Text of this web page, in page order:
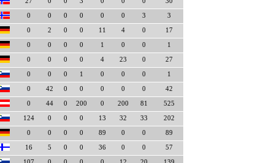
0 0 0 0 0 0 3 3
0 2 0 0 11 4 0 17
0 0 0 0 1 0 0 1
0 0 0 0 4 23 0 27
0 0 0 1 0 0 0 1
0 42 0 0 0 0 0 42
0 44 0 200 0 200 81 525
124 0 0 0 13 32 33 202
0 0 0 0 89 0 0 89
16 5 0 0 36 0 0 57